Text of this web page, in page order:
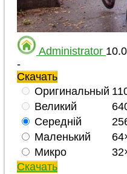
Administrator
-
Скачать
Оригинальный
Великий
Середній
Маленький
Микро
Скачать